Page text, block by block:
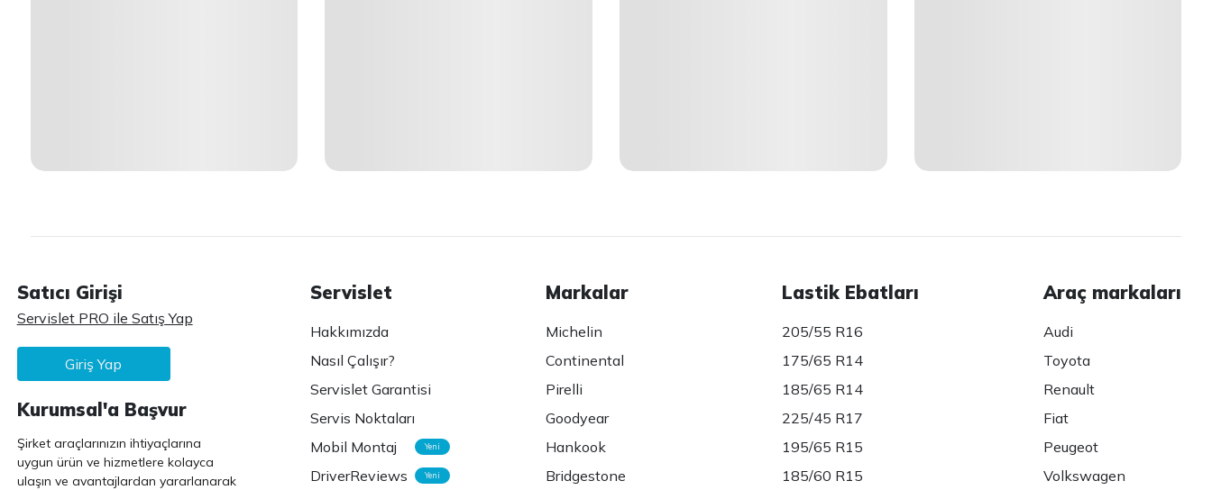
Satıcı Girişi
Servislet PRO ile Satış Yap
Giriş Yap
Kurumsal'a Başvur
Şirket araçlarınızın ihtiyaçlarına
uygun ürün ve hizmetlere kolayca
ulaşın ve avantajlardan yararlanarak
Servislet
Hakkımızda
Nasıl Çalışır?
Servislet Garantisi
Servis Noktaları
Mobil Montaj
Yeni
DriverReviews Yeni
Markalar
Michelin
Continental
Pirelli
Goodyear
Hankook
Bridgestone
Lastik Ebatları
205/55 R16
175/65 R14
185/65 R14
225/45 R17
195/65 R15
185/60 R15
Araç markaları
Audi
Toyota
Renault
Fiat
Peugeot
Volkswagen